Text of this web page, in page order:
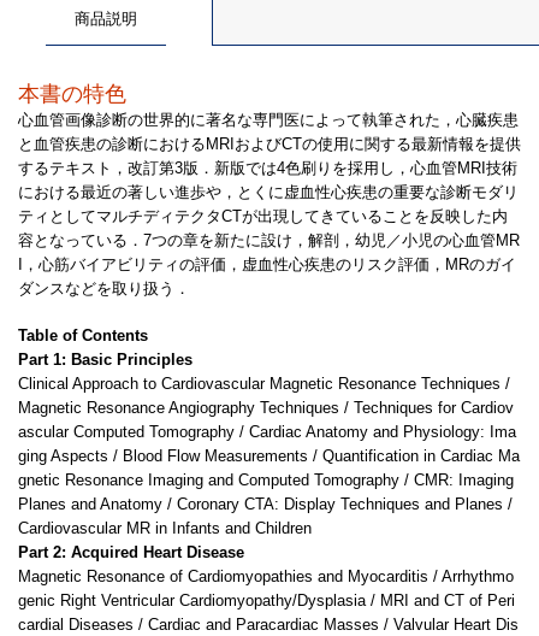
商品説明
本書の特色
心血管画像診断の世界的に著名な専門医によって執筆された，心臓疾患
と血管疾患の診断におけるMRIおよびCTの使用に関する最新情報を提供
するテキスト，改訂第3版．新版では4色刷りを採用し，心血管MRI技術
における最近の著しい進歩や，とくに虚血性心疾患の重要な診断モダリ
ティとしてマルチディテクタCTが出現してきていることを反映した内
容となっている．7つの章を新たに設け，解剖，幼児／小児の心血管MR
I，心筋バイアビリティの評価，虚血性心疾患のリスク評価，MRのガイ
ダンスなどを取り扱う．
Table of Contents
Part 1: Basic Principles
Clinical Approach to Cardiovascular Magnetic Resonance Techniques /
Magnetic Resonance Angiography Techniques / Techniques for Cardiov
ascular Computed Tomography / Cardiac Anatomy and Physiology: Ima
ging Aspects / Blood Flow Measurements / Quantification in Cardiac Ma
gnetic Resonance Imaging and Computed Tomography / CMR: Imaging
Planes and Anatomy / Coronary CTA: Display Techniques and Planes /
Cardiovascular MR in Infants and Children
Part 2: Acquired Heart Disease
Magnetic Resonance of Cardiomyopathies and Myocarditis / Arrhythmo
genic Right Ventricular Cardiomyopathy/Dysplasia / MRI and CT of Peri
cardial Diseases / Cardiac and Paracardiac Masses / Valvular Heart Dis